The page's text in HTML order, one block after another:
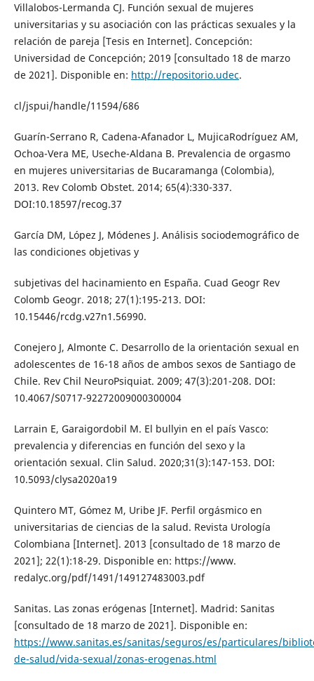
Villalobos-Lermanda CJ. Función sexual de mujeres
universitarias y su asociación con las prácticas sexuales y la
relación de pareja [Tesis en Internet]. Concepción:
Universidad de Concepción; 2019 [consultado 18 de marzo
de 2021]. Disponible en: http://repositorio.udec.
cl/jspui/handle/11594/686
Guarín-Serrano R, Cadena-Afanador L, MujicaRodríguez AM,
Ochoa-Vera ME, Useche-Aldana B. Prevalencia de orgasmo
en mujeres universitarias de Bucaramanga (Colombia),
2013. Rev Colomb Obstet. 2014; 65(4):330-337.
DOI:10.18597/recog.37
García DM, López J, Módenes J. Análisis sociodemográfico de
las condiciones objetivas y
subjetivas del hacinamiento en España. Cuad Geogr Rev
Colomb Geogr. 2018; 27(1):195-213. DOI:
10.15446/rcdg.v27n1.56990.
Conejero J, Almonte C. Desarrollo de la orientación sexual en
adolescentes de 16-18 años de ambos sexos de Santiago de
Chile. Rev Chil NeuroPsiquiat. 2009; 47(3):201-208. DOI:
10.4067/S0717-92272009000300004
Larrain E, Garaigordobil M. El bullyin en el país Vasco:
prevalencia y diferencias en función del sexo y la
orientación sexual. Clin Salud. 2020;31(3):147-153. DOI:
10.5093/clysa2020a19
Quintero MT, Gómez M, Uribe JF. Perfil orgásmico en
universitarias de ciencias de la salud. Revista Urología
Colombiana [Internet]. 2013 [consultado de 18 marzo de
2021]; 22(1):18-29. Disponible en: https://www.
redalyc.org/pdf/1491/149127483003.pdf
Sanitas. Las zonas erógenas [Internet]. Madrid: Sanitas
[consultado de 18 marzo de 2021]. Disponible en:
https://www.sanitas.es/sanitas/seguros/es/particulares/
de-salud/vida-sexual/zonas-erogenas.html